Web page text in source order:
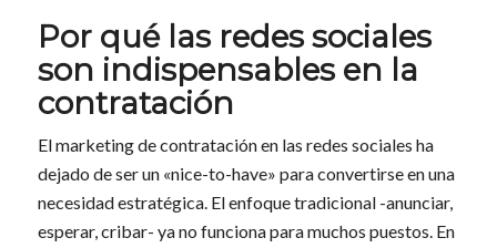
Por qué las redes sociales
son indispensables en la
contratación
El marketing de contratación en las redes sociales ha
dejado de ser un «nice-to-have» para convertirse en una
necesidad estratégica. El enfoque tradicional -anunciar,
esperar, cribar- ya no funciona para muchos puestos. En